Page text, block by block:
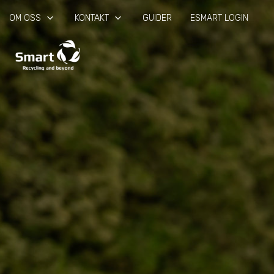
OM OSS keyboard_arrow_down KONTAKT keyboard_arrow_down GUIDER ESMART LOGIN